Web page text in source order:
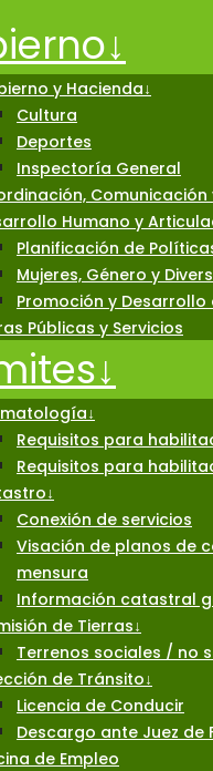
↓
y Hacienda↓
Cultura
Deportes
Inspectoría General
Humano y
Planificación de
Mujeres, Género y
Promoción y Desarrollo
Públicas y Servicios
↓
↓
Requisitos para
Requisitos para
↓
Conexión de servicios
Visación de planos de
mensura
Información catastral
de Tierras↓
Terrenos sociales / no
de Tránsito↓
Licencia de Conducir
Descargo ante Juez de
de Empleo